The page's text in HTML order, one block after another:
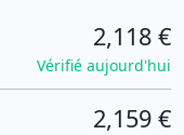
2,118 €
Vérifié aujourd'hui
2,159 €